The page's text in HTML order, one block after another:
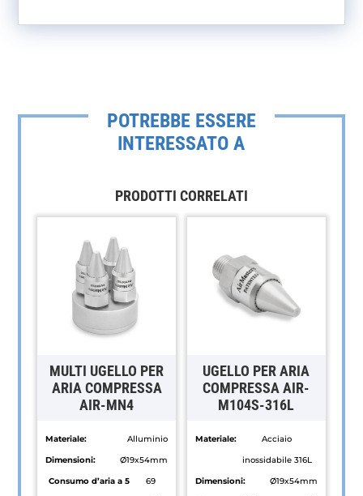
POTREBBE ESSERE
INTERESSATO A
PRODOTTI CORRELATI
MULTI UGELLO PER
ARIA COMPRESSA
AIR-MN4
Materiale:
Alluminio
Dimensioni:
Ø19x54mm
Consumo d’aria a 5
69
UGELLO PER ARIA
COMPRESSA AIR-
M104S-316L
Materiale:
Acciaio
inossidabile 316L
Dimensioni:
Ø19x54mm